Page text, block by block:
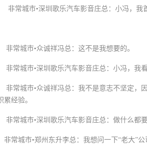
城市•深圳歌乐汽车影音庄总：小冯，我首
城市•众诚祥冯总：这不是我想要的。
城市•深圳歌乐汽车影音庄总：小冯，我看
城市•众诚祥冯总：我不是意志不坚定，因
累经验。
城市•深圳歌乐汽车影音庄总：做什么都要
城市•郑州东升李总：我想问一下“老大”公